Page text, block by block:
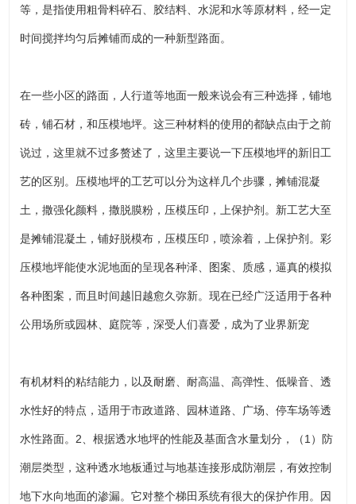
等，是指使用粗骨料碎石、胶结料、水泥和水等原材料，经一定
时间搅拌均匀后摊铺而成的一种新型路面。
在一些小区的路面，人行道等地面一般来说会有三种选择，铺地
砖，铺石材，和压模地坪。这三种材料的使用的都缺点由于之前
说过，这里就不过多赘述了，这里主要说一下压模地坪的新旧工
艺的区别。压模地坪的工艺可以分为这样几个步骤，摊铺混凝
土，撒强化颜料，撒脱膜粉，压模压印，上保护剂。新工艺大至
是摊铺混凝土，铺好脱模布，压模压印，喷涂着，上保护剂。彩
压模地坪能使水泥地面的呈现各种泽、图案、质感，逼真的模拟
各种图案，而且时间越旧越愈久弥新。现在已经广泛适用于各种
公用场所或园林、庭院等，深受人们喜爱，成为了业界新宠
有机材料的粘结能力，以及耐磨、耐高温、高弹性、低噪音、透
水性好的特点，适用于市政道路、园林道路、广场、停车场等透
水性路面。2、根据透水地坪的性能及基面含水量划分，（1）防
潮层类型，这种透水地板通过与地基连接形成防潮层，有效控制
地下水向地面的渗漏。它对整个梯田系统有很大的保护作用。因